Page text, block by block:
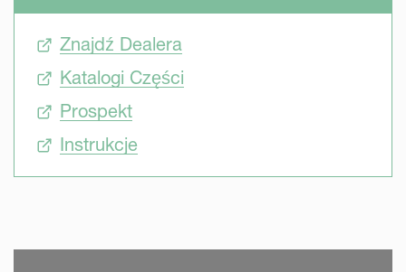
Znajdź Dealera
Katalogi Części
Prospekt
Instrukcje